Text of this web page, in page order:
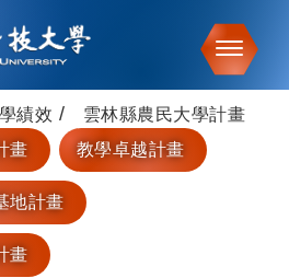
主要內容
績效
雲林縣農民大學計畫
畫
教學卓越計畫
地計畫
畫